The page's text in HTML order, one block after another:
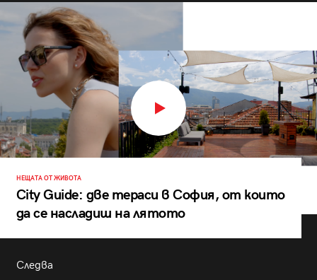
НЕЩАТА ОТ ЖИВОТА
City Guide: две тераси в София, от които
да се насладиш на лятото
Следва